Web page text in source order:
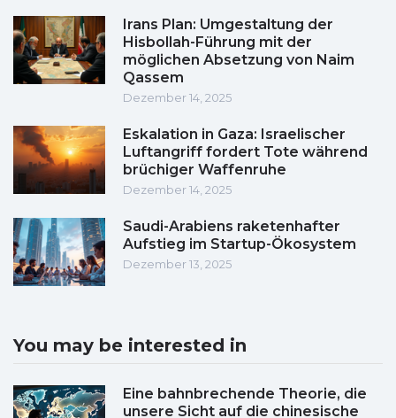
Irans Plan: Umgestaltung der
Hisbollah-Führung mit der
möglichen Absetzung von Naim
Qassem
Dezember 14, 2025
Eskalation in Gaza: Israelischer
Luftangriff fordert Tote während
brüchiger Waffenruhe
Dezember 14, 2025
Saudi-Arabiens raketenhafter
Aufstieg im Startup-Ökosystem
Dezember 13, 2025
You may be interested in
Eine bahnbrechende Theorie, die
unsere Sicht auf die chinesische